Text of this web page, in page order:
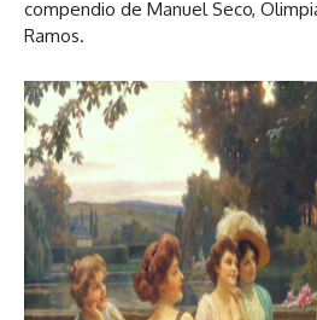
compendio de Manuel Seco,
Ramos.